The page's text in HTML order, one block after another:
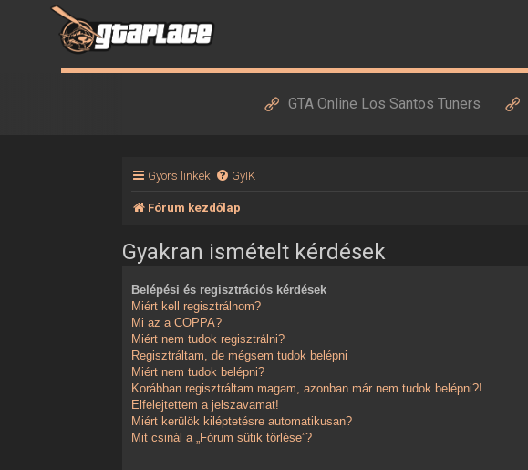
GTA Online Los Santos Tuners
Gyors linkek GyIK
Fórum kezdőlap
Gyakran ismételt kérdések
Belépési és regisztrációs kérdések
Miért kell regisztrálnom?
Mi az a COPPA?
Miért nem tudok regisztrálni?
Regisztráltam, de mégsem tudok belépni
Miért nem tudok belépni?
Korábban regisztráltam magam, azonban már nem tudok belépni?!
Elfelejtettem a jelszavamat!
Miért kerülök kiléptetésre automatikusan?
Mit csinál a „Fórum sütik törlése”?